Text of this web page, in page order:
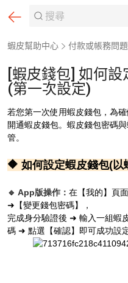
蝦皮幫助中心 付款或帳務問題
[蝦皮錢包] 如何
(第一次設定)
若您第一次使用蝦皮錢包，為
開通蝦皮錢包。蝦皮錢包密碼
管。
🔶 如何設定蝦皮錢包(以
🔹 App版操作： 在【我的】頁
➜【變更錢包密碼】，
完成身分驗證後 ➜ 輸入一組蝦
碼 ➜ 點選【確認】即可成功設